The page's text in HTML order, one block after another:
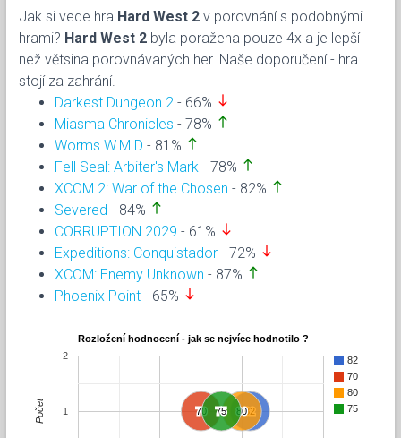
Jak si vede hra Hard West 2 v porovnání s podobnými
hrami? Hard West 2 byla poražena pouze 4x a je lepší
než větsina porovnávaných her. Naše doporučení - hra
stojí za zahrání.
Darkest Dungeon 2 - 66% south
Miasma Chronicles - 78% north
Worms W.M.D - 81% north
Fell Seal: Arbiter's Mark - 78% north
XCOM 2: War of the Chosen - 82% north
Severed - 84% north
CORRUPTION 2029 - 61% south
Expeditions: Conquistador - 72% south
XCOM: Enemy Unknown - 87% north
Phoenix Point - 65% south
Rozložení hodnocení - jak se nejvíce hodnotilo ?
82
70
80
75
82
82
70
70 80
80
75
75
1
2
Počet